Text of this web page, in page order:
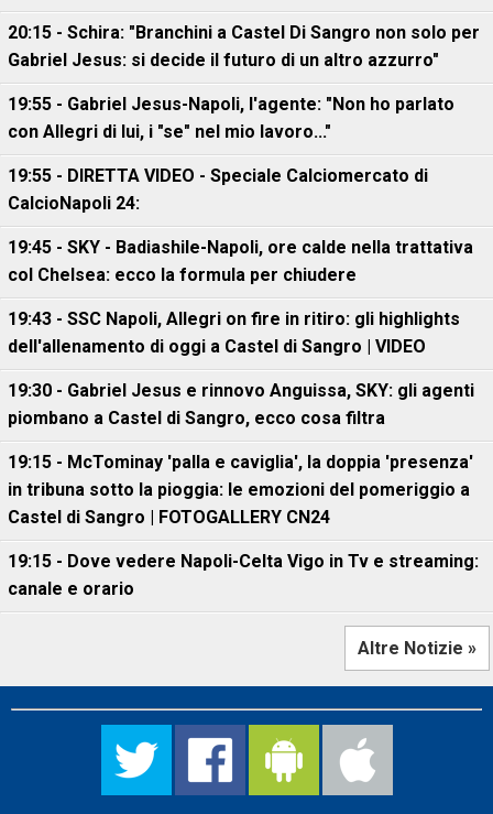
20:15 - Schira: "Branchini a Castel Di Sangro non solo per
Gabriel Jesus: si decide il futuro di un altro azzurro"
19:55 - Gabriel Jesus-Napoli, l'agente: "Non ho parlato
con Allegri di lui, i "se" nel mio lavoro..."
19:55 - DIRETTA VIDEO - Speciale Calciomercato di
CalcioNapoli 24:
19:45 - SKY - Badiashile-Napoli, ore calde nella trattativa
col Chelsea: ecco la formula per chiudere
19:43 - SSC Napoli, Allegri on fire in ritiro: gli highlights
dell'allenamento di oggi a Castel di Sangro | VIDEO
19:30 - Gabriel Jesus e rinnovo Anguissa, SKY: gli agenti
piombano a Castel di Sangro, ecco cosa filtra
19:15 - McTominay 'palla e caviglia', la doppia 'presenza'
in tribuna sotto la pioggia: le emozioni del pomeriggio a
Castel di Sangro | FOTOGALLERY CN24
19:15 - Dove vedere Napoli-Celta Vigo in Tv e streaming:
canale e orario
Altre Notizie »